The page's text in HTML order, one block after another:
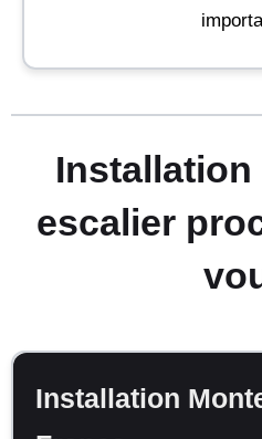
Installation
escalier
Installation